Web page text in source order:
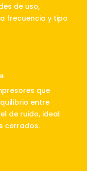
de uso,
frecuencia y tipo
que
entre
de ruido, ideal
cerrados.